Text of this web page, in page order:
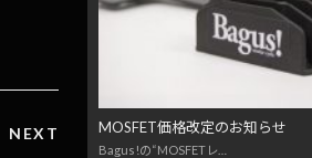
NEXT MOSFET価格改定のお知らせ
Bagus!の“MOSFETレ…